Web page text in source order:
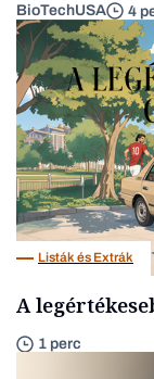
BioTechUSA 4
Listák és Extrák
A
1 perc